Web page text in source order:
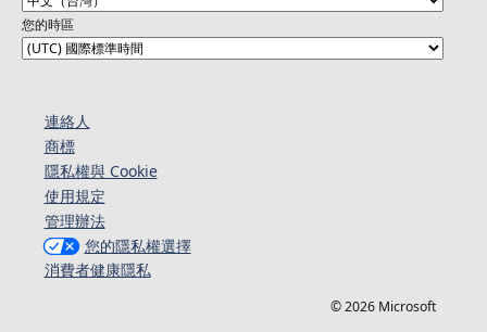
您的時區
連絡人​​
商標
隱私權與 Cookie
使用規定
管理辦法
您的隱私權選擇
消費者健康隱私
© 2026 Microsoft